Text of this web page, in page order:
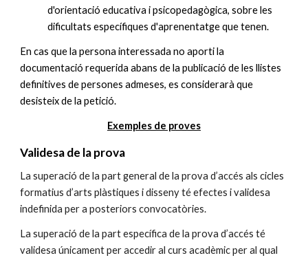
d'orientació educativa i psicopedagògica, sobre les
dificultats específiques d'aprenentatge que tenen.
En cas que la persona interessada no aporti la
documentació requerida abans de la publicació de les llistes
definitives de persones admeses, es considerarà que
desisteix de la petició.
Exemples de proves
Validesa de la prova
La superació de la part general de la prova d’accés als cicles
formatius d’arts plàstiques i disseny té efectes i validesa
indefinida per a posteriors convocatòries.
La superació de la part específica de la prova d’accés té
validesa únicament per accedir al curs acadèmic per al qual